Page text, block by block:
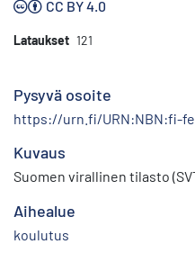
CC BY 4.0
Lataukset 121
Pysyvä osoite
https://urn.fi/URN:NBN:fi-
Kuvaus
Suomen virallinen tilasto
Aihealue
koulutus